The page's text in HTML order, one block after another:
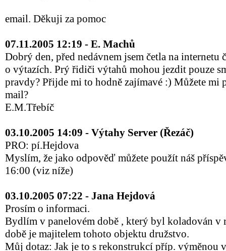
email. Děkuji za pomoc
07.11.2005 12:19 - E. Machů
Dobrý den, před nedávnem jsem četla na internetu
o výtazích. Prý řidiči výtahů mohou jezdit pouze
pravdy? Přijde mi to hodně zajímavé :) Můžete mi
mail?
E.M.Třebíč
03.10.2005 14:09 - Výtahy Server (Řezáč)
PRO: pí.Hejdova
Myslím, že jako odpověď můžete použít náš
16:00 (viz níže)
03.10.2005 07:22 - Jana Hejdová
Prosím o informaci.
Bydlím v panelovém době , který byl koladován v
době je majitelem tohoto objektu družstvo.
Můj dotaz: Jak je to s rekonstrukcí příp. výměnou